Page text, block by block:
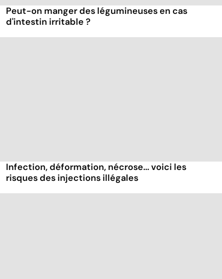
Peut-on manger des légumineuses en cas
d'intestin irritable ?
Infection, déformation, nécrose... voici les
risques des injections illégales